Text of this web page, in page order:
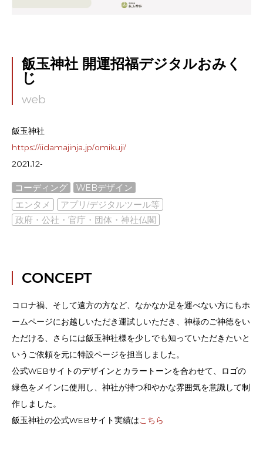
飯玉神社 開運招福デジタルおみく
じ
web
飯玉神社
https://iidamajinja.jp/omikuji/
2021.12-
コーディング
WEBデザイン
エンタメ
アプリ/デジタルツール等
政府・公社・官庁・団体・神社仏閣
CONCEPT
コロナ禍、そして遠方の方など、なかなか足を運べない方にもホ
ームページにお越しいただき運試しいただき、神様のご神徳をい
ただける、さらには飯玉神社様を少しでも知っていただきたいと
いうご依頼を元に特設ページを担当しました。
公式WEBサイトのデザインとカラートーンを合わせて、ロゴの
緑色をメインに使用し、神社が持つ和やかな雰囲気を意識して制
作しました。
飯玉神社の公式WEBサイト実績はこちら